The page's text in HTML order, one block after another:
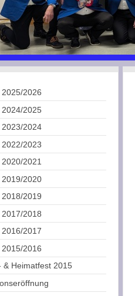
2025/2026
2024/2025
2023/2024
2022/2023
2020/2021
2019/2020
2018/2019
2017/2018
2016/2017
2015/2016
& Heimatfest 2015